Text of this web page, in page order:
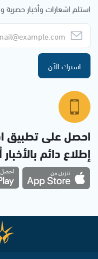
استلم اشعارات وأخبار
اشترك الآن
احصل على تطبيق
إطلاع دائم